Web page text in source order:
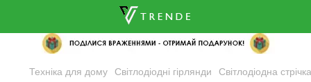
Техніка для дому Світлодіодні гірлянди Світлодіодна
🌹